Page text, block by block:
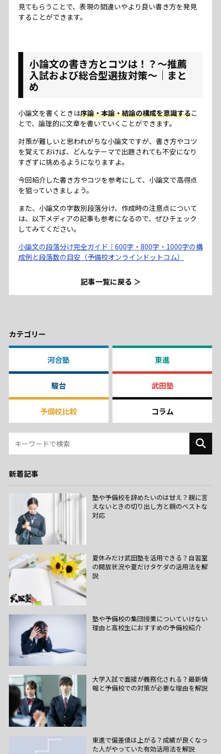
見てもらうことで、表現の間違いやより良い書き方を発見
することができます。
小論文の書き方とコツは！？～推薦
入試および総合型選抜対策～｜まと
め
小論文を書くときは序論・本論・結論の構成を意識するこ
とで、論理的に文章を書いていくことができます。
対策が難しいと思われがちな小論文ですが、書き方やコツ
を覚えておけば、どんなテーマで出題されても不安になり
すぎずに挑めるようになりますよ。
今回紹介した書き方やコツを参考にして、小論文で高得点
を狙っていきましょう。
また、小論文の字数別段落分け、作成時の注意点について
は、以下メディアの記事も参考になるので、ぜひチェック
してみてください。
小論文の段落分け完全ガイド｜600字・800字・1000字の構
成例と段落数の目安（予備校オンラインドットコム）
記事一覧に戻る ＞
カテゴリー
河合塾 東進
駿台 武田塾
予備校比較 コラム
新着記事
塾や予備校を辞めたいのは甘え？親に言
えないときの切り出し方と親のベストな
対応
夏休みだけ武田塾を活用できる？自習室
の開放状況や夏だけタケダの活用法を解
説
塾や予備校の集団授業についていけない
理由と高校生におすすめの予備校紹介
大学入試で面接が義務化される？最新情
報と予備校での対策が必要な理由を解説
東進で偏差値は上がる？成績が良くなっ
た人がやっていた有効活用法を解説